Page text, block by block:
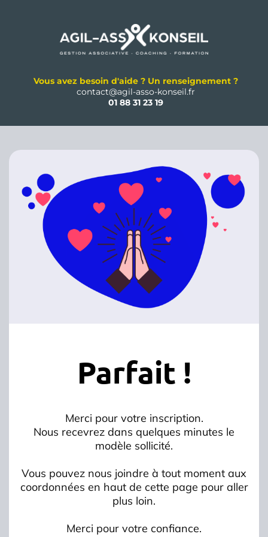
Vous avez besoin d'aide ? Un renseignement ?
contact@agil-asso-konseil.fr
01 88 31 23 19
Parfait !
Merci pour votre inscription.
Nous recevrez dans quelques minutes le
modèle sollicité.
Vous pouvez nous joindre à tout moment aux
coordonnées en haut de cette page pour aller
plus loin.
Merci pour votre confiance.